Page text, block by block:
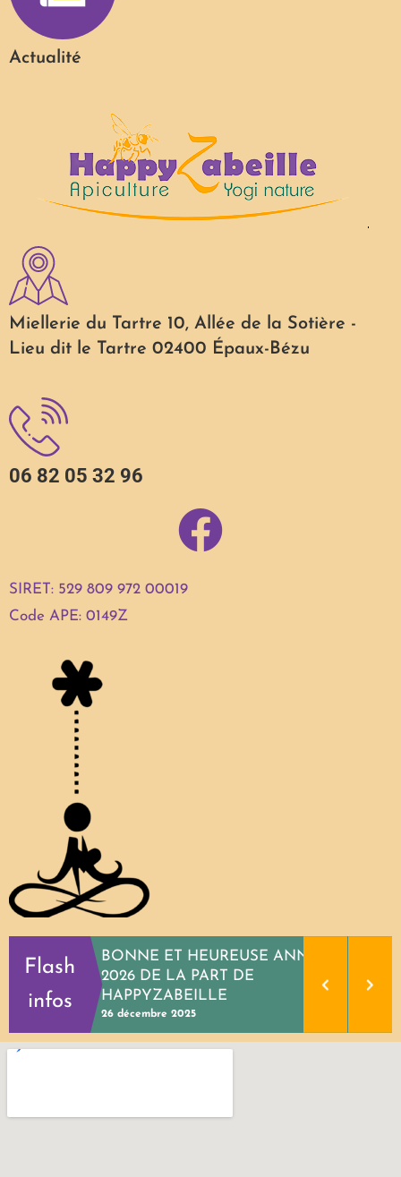
Actualité
Miellerie du Tartre 10, Allée de la Sotière -
Lieu dit le Tartre 02400 Épaux-Bézu
06 82 05 32 96
SIRET: 529 809 972 00019
Code APE: 0149Z
Flash
infos
BONNE ET HEUREUSE ANNEE
2026 DE LA PART DE
HAPPYZABEILLE
26 décembre 2025